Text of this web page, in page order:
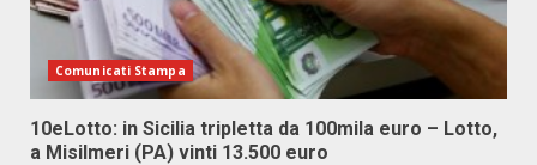
Comunicati Stampa
10eLotto: in Sicilia tripletta da 100mila euro – Lotto,
a Misilmeri (PA) vinti 13.500 euro